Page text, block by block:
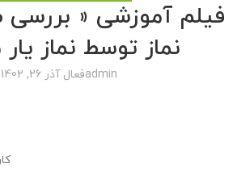
فیلم آموزشی «
نماز توسط نماز
adminفعال آذر 26, 1402